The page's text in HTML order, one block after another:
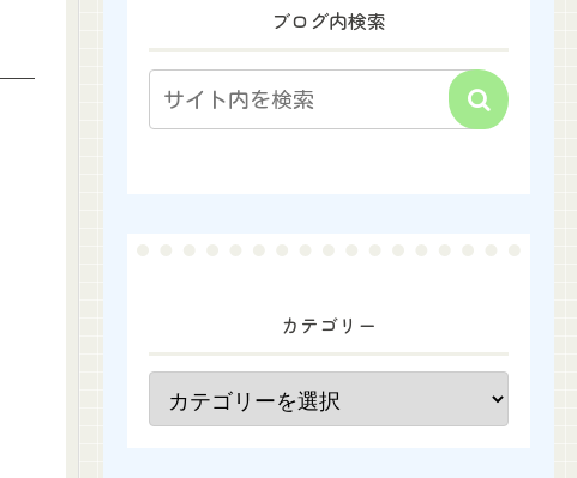
ブログ内検索
カテゴリー